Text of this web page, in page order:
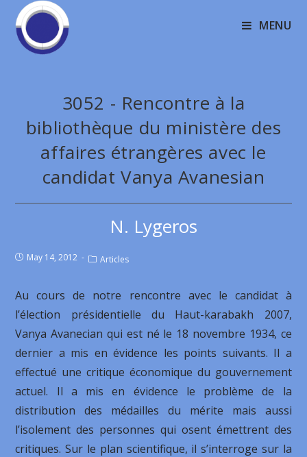
MENU
3052 - Rencontre à la
bibliothèque du ministère des
affaires étrangères avec le
candidat Vanya Avanesian
N. Lygeros
May 14, 2012 Articles
Au cours de notre rencontre avec le candidat à
l’élection présidentielle du Haut-karabakh 2007,
Vanya Avanecian qui est né le 18 novembre 1934, ce
dernier a mis en évidence les points suivants. Il a
effectué une critique économique du gouvernement
actuel. Il a mis en évidence le problème de la
distribution des médailles du mérite mais aussi
l’isolement des personnes qui osent émettrent des
critiques. Sur le plan scientifique, il s’interroge sur la